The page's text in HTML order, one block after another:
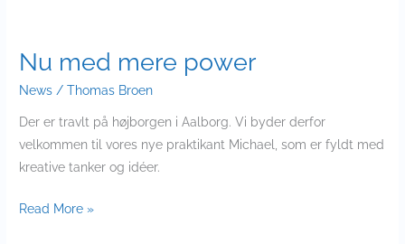
Nu med mere power
News /Thomas Broen
Der er travlt på højborgen i Aalborg. Vi byder derfor
velkommen til vores nye praktikant Michael, som er fyldt med
kreative tanker og idéer.
Read More »